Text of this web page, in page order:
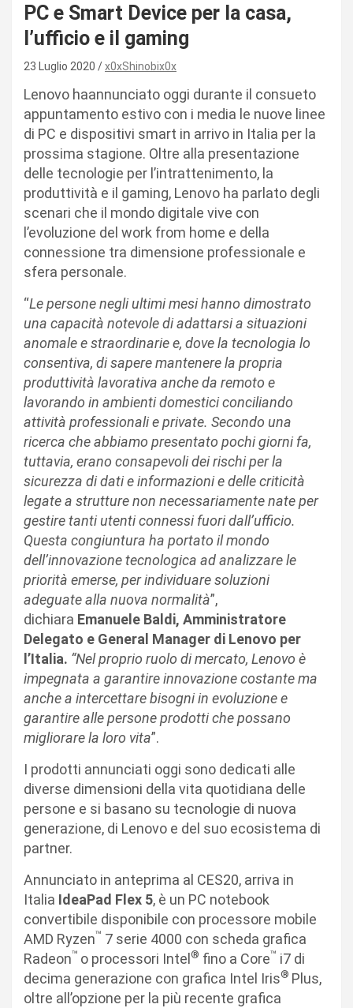
PC e Smart Device per la casa,
l’ufficio e il gaming
23 Luglio 2020 x0xShinobix0x
Lenovo haannunciato oggi durante il consueto
appuntamento estivo con i media le nuove linee
di PC e dispositivi smart in arrivo in Italia per la
prossima stagione. Oltre alla presentazione
delle tecnologie per l’intrattenimento, la
produttività e il gaming, Lenovo ha parlato degli
scenari che il mondo digitale vive con
l’evoluzione del work from home e della
connessione tra dimensione professionale e
sfera personale.
“Le persone negli ultimi mesi hanno dimostrato
una capacità notevole di adattarsi a situazioni
anomale e straordinarie e, dove la tecnologia lo
consentiva, di sapere mantenere la propria
produttività lavorativa anche da remoto e
lavorando in ambienti domestici conciliando
attività professionali e private. Secondo una
ricerca che abbiamo presentato pochi giorni fa,
tuttavia, erano consapevoli dei rischi per la
sicurezza di dati e informazioni e delle criticità
legate a strutture non necessariamente nate per
gestire tanti utenti connessi fuori dall’ufficio.
Questa congiuntura ha portato il mondo
dell’innovazione tecnologica ad analizzare le
priorità emerse, per individuare soluzioni
adeguate alla nuova normalità”,
dichiara Emanuele Baldi, Amministratore
Delegato e General Manager di Lenovo per
l’Italia. “Nel proprio ruolo di mercato, Lenovo è
impegnata a garantire innovazione costante ma
anche a intercettare bisogni in evoluzione e
garantire alle persone prodotti che possano
migliorare la loro vita”.
I prodotti annunciati oggi sono dedicati alle
diverse dimensioni della vita quotidiana delle
persone e si basano su tecnologie di nuova
generazione, di Lenovo e del suo ecosistema di
partner.
Annunciato in anteprima al CES20, arriva in
Italia IdeaPad Flex 5, è un PC notebook
convertibile disponibile con processore mobile
AMD Ryzen™ 7 serie 4000 con scheda grafica
Radeon™ o processori Intel® fino a Core™ i7 di
decima generazione con grafica Intel Iris® Plus,
oltre all’opzione per la più recente grafica